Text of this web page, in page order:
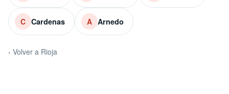
C Cardenas A Arnedo
‹ Volver a Rioja